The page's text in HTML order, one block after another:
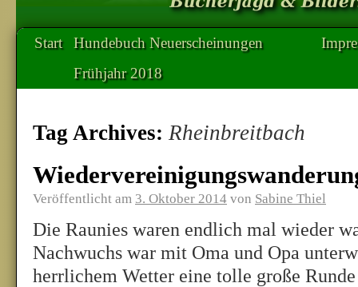
Start
Hundebuch Neuerscheinungen
Frühjahr 2018
Tag Archives: Rheinbreitbach
Veröffentlicht am 3. Oktober 2014 von Sabine Thiel
Die Raunies waren endlich mal wieder
Nachwuchs war mit Oma und Opa
herrlichem Wetter eine tolle große